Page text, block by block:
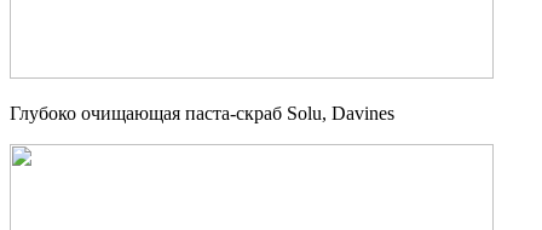
Глубоко очищающая паста-скраб Solu, Davines